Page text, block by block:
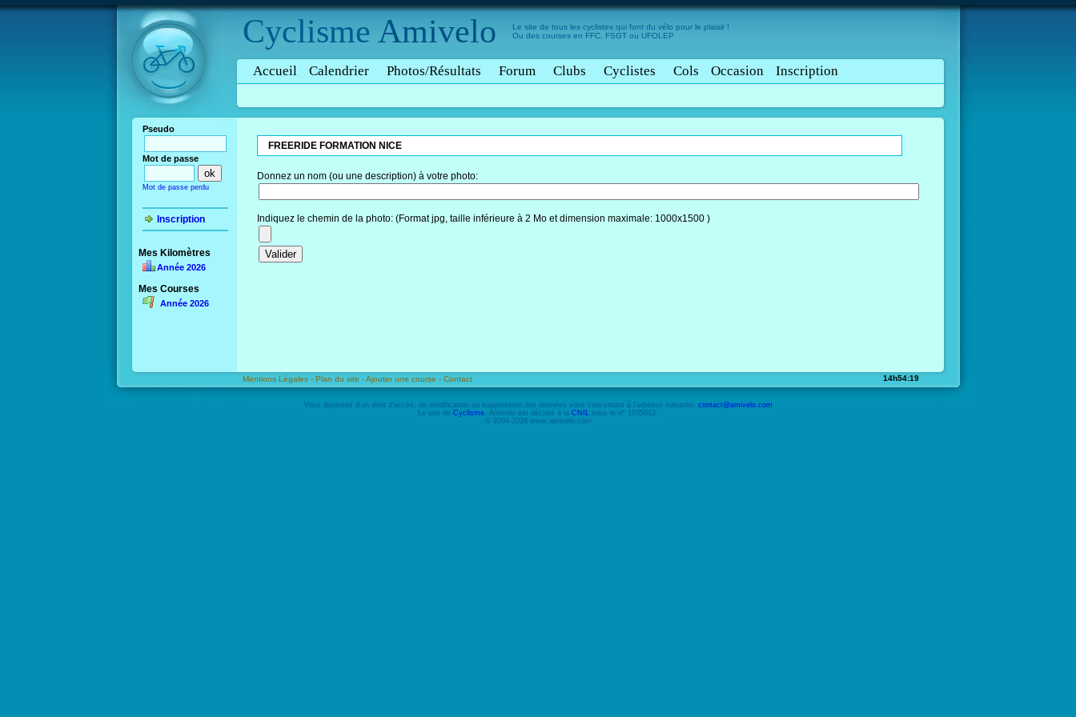
Cyclisme Amivelo
Le site de tous les cyclistes qui font du vélo pour le plaisir !
Ou des courses en FFC, FSGT ou UFOLEP
Accueil Calendrier Photos/Résultats Forum Clubs Cyclistes Cols Occasion Inscription
Pseudo
Mot de passe
Mot de passe perdu
Inscription
Mes Kilomètres
Année 2026
Mes Courses
Année 2026
FREERIDE FORMATION NICE
Donnez un nom (ou une description) à votre photo:
Indiquez le chemin de la photo: (Format jpg, taille inférieure à 2 Mo et dimension maximale: 1000x1500 )
Mentions Légales - Plan du site -Ajouter une course - Contact 14h54:19
Vous disposez d'un droit d'accès, de modification ou suppression des données vous concernant à l'adresse suivante: contact@amivelo.com
Le site de Cyclisme, Amivelo est déclaré à la CNIL sous le n° 1035012.
© 2004-2026 www.amivelo.com